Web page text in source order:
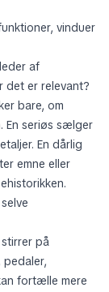
vinduer
af
det er relevant?
bare, om
En seriøs sælger
En dårlig
emne eller
på
fortælle mere